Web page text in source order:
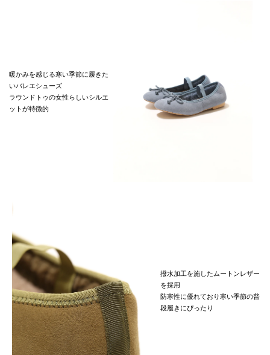
暖かみを感じる寒い季節に履きた
いバレエシューズ
ラウンドトゥの女性らしいシルエ
ットが特徴的
撥水加工を施したムートンレザー
を採用
防寒性に優れており寒い季節の普
段履きにぴったり